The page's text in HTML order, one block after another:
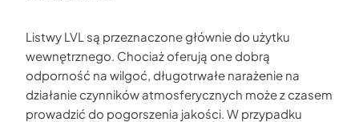
Listwy LVL są przeznaczone głównie do użytku
wewnętrznego. Chociaż oferują one dobrą
odporność na wilgoć, długotrwałe narażenie na
działanie czynników atmosferycznych może z czasem
prowadzić do pogorszenia jakości. W przypadku